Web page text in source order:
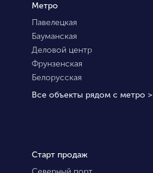
Метро
Павелецкая
Бауманская
Деловой центр
Фрунзенская
Белорусская
Все объекты рядом с метро >
Старт продаж